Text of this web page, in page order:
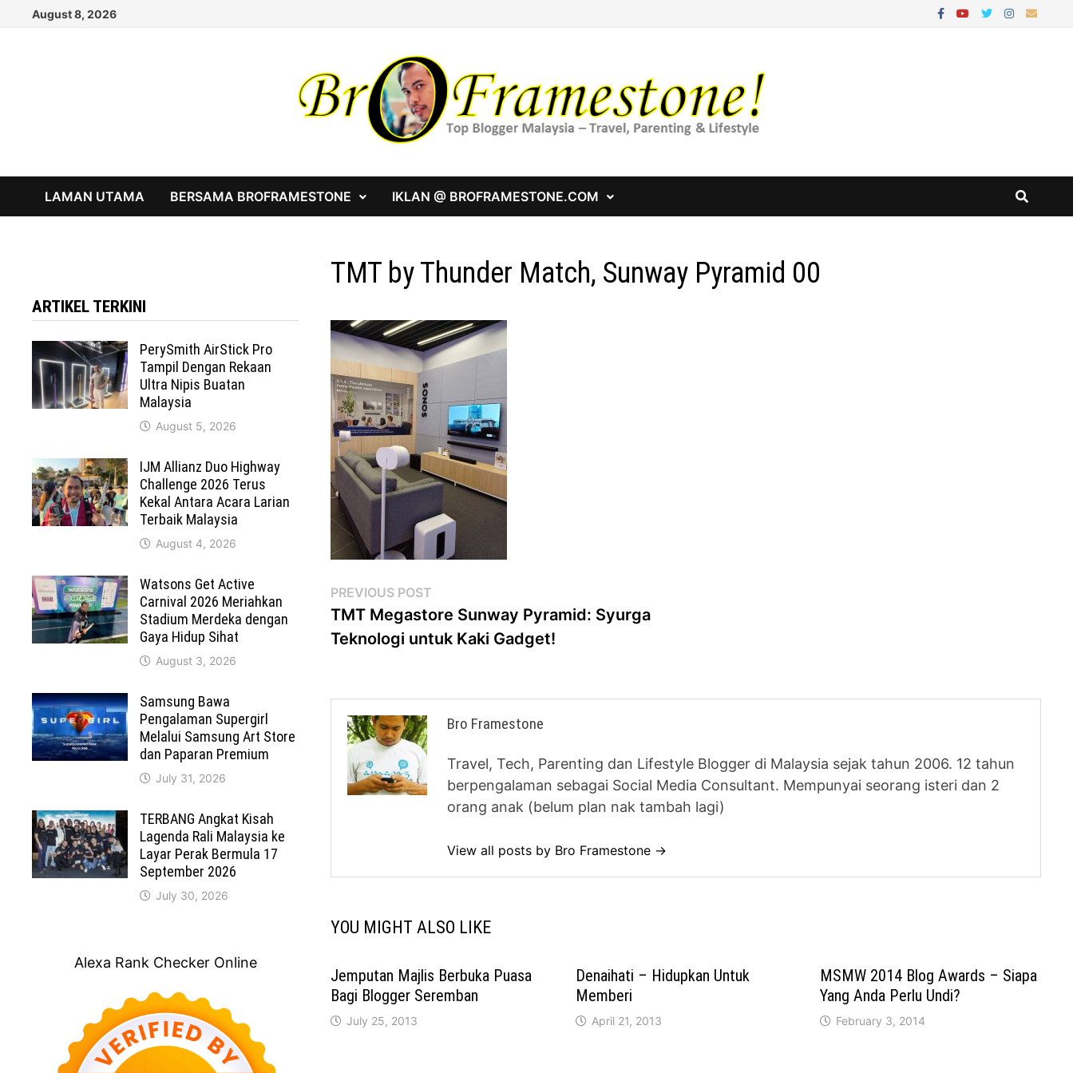
August 8, 2026
LAMAN UTAMA BERSAMA BROFRAMESTONE IKLAN @ BROFRAMESTONE.COM
TMT by Thunder Match, Sunway Pyramid 00
Post
navigation
PREVIOUS POST
post:
TMT Megastore Sunway Pyramid: Syurga
Teknologi untuk Kaki Gadget!
Bro Framestone
Travel, Tech, Parenting dan Lifestyle Blogger di Malaysia sejak tahun 2006. 12 tahun
berpengalaman sebagai Social Media Consultant. Mempunyai seorang isteri dan 2
orang anak (belum plan nak tambah lagi)
View all posts by Bro Framestone →
YOU MIGHT ALSO LIKE
Jemputan Majlis Berbuka Puasa
Bagi Blogger Seremban
July 25, 2013
Denaihati – Hidupkan Untuk
Memberi
April 21, 2013
MSMW 2014 Blog Awards – Siapa
Yang Anda Perlu Undi?
February 3, 2014
ARTIKEL TERKINI
PerySmith AirStick Pro
Tampil Dengan Rekaan
Ultra Nipis Buatan
Malaysia
August 5, 2026
IJM Allianz Duo Highway
Challenge 2026 Terus
Kekal Antara Acara Larian
Terbaik Malaysia
August 4, 2026
Watsons Get Active
Carnival 2026 Meriahkan
Stadium Merdeka dengan
Gaya Hidup Sihat
August 3, 2026
Samsung Bawa
Pengalaman Supergirl
Melalui Samsung Art Store
dan Paparan Premium
July 31, 2026
TERBANG Angkat Kisah
Lagenda Rali Malaysia ke
Layar Perak Bermula 17
September 2026
July 30, 2026
Alexa Rank Checker Online